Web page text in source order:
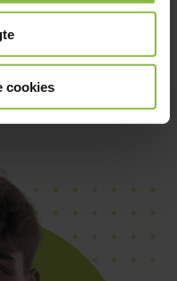
cookies
helt tæt på vores